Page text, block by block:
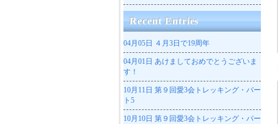
Recent Entries
04月05日 ４月3日で19周年
04月01日 あけましておめでとうございま
す！
10月11日 第９回愛3会トレッキング・パー
ト5
10月10日 第９回愛3会トレッキング・パー